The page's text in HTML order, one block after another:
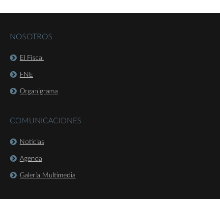
NOSOTROS
El Fiscal
FNE
Organigrama
COMUNICACIONES
Noticias
Agenda
Galería Multimedia